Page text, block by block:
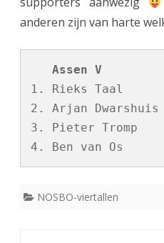
anderen zijn van harte
1. Rieks Taal
2. Arjan
3. Pieter Tromp
NOSBO-viertallen